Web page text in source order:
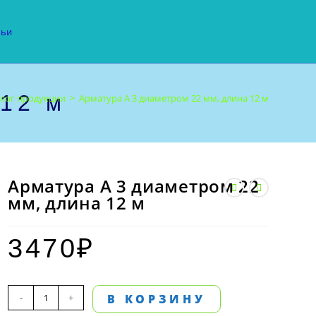
м
продукции > Арматура А 3 диаметром 22 мм, длина 12 м
Арматура А 3 диаметром 22
мм, длина 12 м
3470₽
Количество
- + В КОРЗИНУ